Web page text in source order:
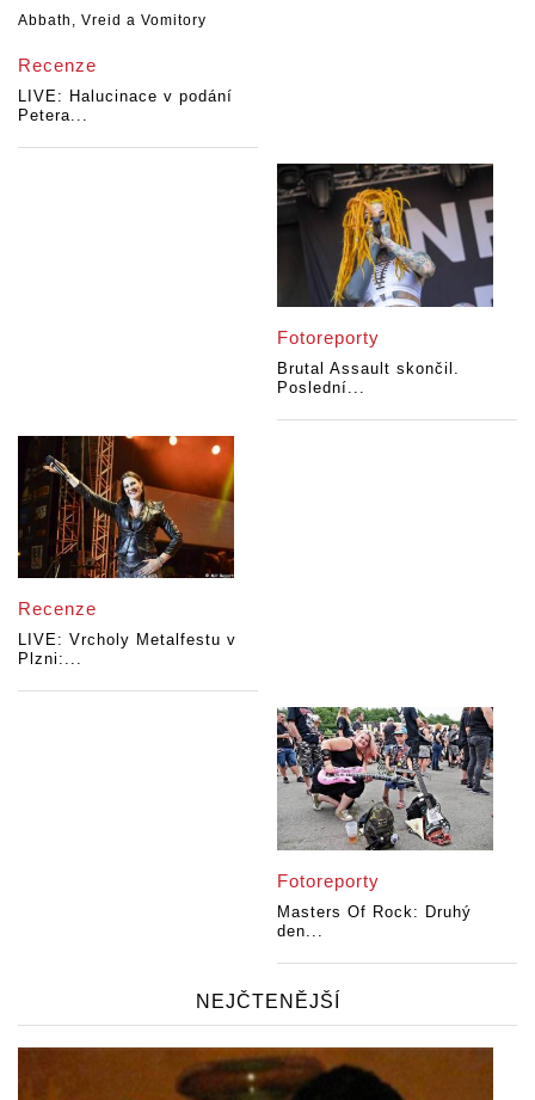
Recenze
LIVE: Halucinace v podání
Petera...
Fotoreporty
Brutal Assault skončil.
Poslední...
Recenze
LIVE: Vrcholy Metalfestu v
Plzni:...
Fotoreporty
Masters Of Rock: Druhý
den...
NEJČTENĚJŠÍ